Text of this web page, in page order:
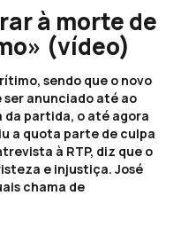
à morte de
(vídeo)
sendo que o novo
anunciado até ao
da partida, o até agora
a quota parte de culpa
à RTP, diz que o
e injustiça. José
chama de